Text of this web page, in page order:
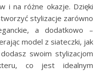
i na różne okazje. Dzięki
stylizacje zarówno
a dodatkowo –
model z siateczki, jak
swoim stylizacjom
co jest idealnym